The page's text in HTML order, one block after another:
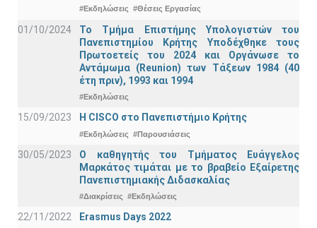
#Εκδηλώσεις #Θέσεις Εργασίας
01/10/2024
Το Τμήμα Επιστήμης Υπολογιστών του
Πανεπιστημίου Κρήτης Υποδέχθηκε τους
Πρωτοετείς του 2024 και Οργάνωσε το
Αντάμωμα (Reunion) των Τάξεων 1984 (40
έτη πριν), 1993 και 1994
#Εκδηλώσεις
15/09/2023 Η CISCO στο Πανεπιστήμιο Κρήτης
#Εκδηλώσεις #Παρουσιάσεις
30/05/2023
Ο καθηγητής του Τμήματος Ευάγγελος
Μαρκάτος τιμάται με το βραβείο Εξαίρετης
Πανεπιστημιακής Διδασκαλίας
#Διακρίσεις #Εκδηλώσεις
22/11/2022 Erasmus Days 2022